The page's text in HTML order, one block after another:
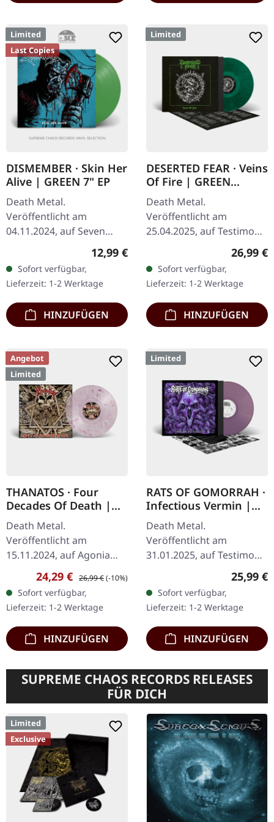
Limited
Last Copies
DISMEMBER · Skin Her
Alive | GREEN 7" EP
Death Metal.
Veröffentlicht am
04.11.2024, auf Seven
Metal Inches Records.
Transparent grünes Vinyl
im Cover mit Inside-Out-
Print, limitierte Auflage…
Regulärer Preis:
12,99 €
Sofort verfügbar,
Lieferzeit: 1-2 Werktage
HINZUFÜGEN
Limited
DESERTED FEAR · Veins
Of Fire | GREEN
MARBLED LP
Death Metal.
Veröffentlicht am
25.04.2025, auf Testimony
Records. Grün/Schwarz
marmoriertes Vinyl LP,
180g im gefütterten
Innenhülle und Einleger,…
26,99 €
Sofort verfügbar,
Lieferzeit: 1-2 Werktage
HINZUFÜGEN
Angebot
Limited
THANATOS · Four
Decades Of Death |
CLEAR/RED SMOKE
LP+DVD
Death Metal.
Veröffentlicht am
15.11.2024, auf Agonia
Records. Klares Vinyl mit
rotem Rauch + Bonus-
DVD, limitiert auf 100
Exemplare. "Four
Decades…
Verkaufspreis:
24,29 € Regulärer Preis:
26,99 €(-10%)
Sofort verfügbar,
Lieferzeit: 1-2 Werktage
HINZUFÜGEN
Limited
RATS OF GOMORRAH ·
Infectious Vermin |
PURPLE/GOLD
MARBLED LP
Death Metal.
Veröffentlicht am
31.01.2025, auf Testimony
Records. LP in lila/gold
Marmor, limitiert auf 300
Stück mit zweiseitigem
Einleger,…
25,99 €
Sofort verfügbar,
Lieferzeit: 1-2 Werktage
HINZUFÜGEN
SUPREME CHAOS RECORDS RELEASES
FÜR DICH
Limited
Exclusive